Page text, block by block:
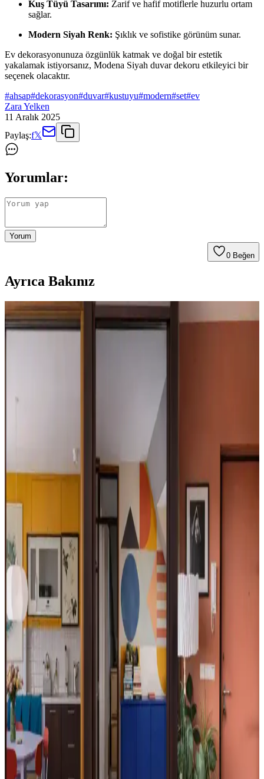
Kuş Tüyü Tasarımı: Zarif ve hafif motiflerle huzurlu ortam
sağlar.
Modern Siyah Renk: Şıklık ve sofistike görünüm sunar.
Ev dekorasyonunuza özgünlük katmak ve doğal bir estetik
yakalamak istiyorsanız, Modena Siyah duvar dekoru etkileyici bir
seçenek olacaktır.
#ahsap#dekorasyon#duvar#kustuyu#modern#set#ev
Zara Yelken
11 Aralık 2025
Paylaş:f𝕏
Yorumlar:
Yorum
0 Beğen
Ayrıca Bakınız
Ev Dekorasyonunda Mat ve Parlak Seramik
Karoların Tercih Edilme Nedenleri ve Avantajları
Zeytin Yeşili ve Mavi-Yeşil Tonlarının Ahşap Zemin
ve Beyaz Duvarlarla Uyumu ve Etkileri
Zeytin yeşili ve mavi-yeşil tonları, ahşap zemin ve beyaz duvarlarla
birleşerek mekâna sıcaklık, doğallık ve farklı atmosferler kazandırır.
Renk seçimi kullanım amacına göre değişir.
Buff Monster'ın Diecut Ahşap Baskıları ve Sokak
Sanatı Eserlerinin Koleksiyon Değeri
Buff Monster'ın diecut ahşap baskıları ve akrilik tuval eserleri,
özgün tasarımları ve sınırlı sayıda olmaları nedeniyle
koleksiyoncular tarafından yakından takip ediliyor. Orijinallik ve
malzeme detayları alımda önemli rol oynuyor.
Mobilya Rengi Seçiminde Zeminle Uyumun Önemi
ve Mekân Estetiği Üzerindeki Etkileri
Mobilya renginin zeminle uyumu, mekânın estetik bütünlüğünü
belirler. Koyu kahverengi ve doğal ahşap tonları uyum sağlarken, gri
ve beyaz renkler dikkatli kullanılmalıdır. Tam takım mobilyadan
kaçınılmalı, alan halısı uyumu destekler.
Mutfak Barında Vinil Kağıt Seçimi ve Renk
Tasarımında Denge Sağlama Yöntemleri
Mutfak barında vinil kağıt seçimi sonrası renk ve desen uyumu,
mekanın genel atmosferini etkiler. Açık renkler ve sade desenler,
koyu zeminlerle dengeli bir görünüm sağlar ve görsel konforu artırır.
Bitmemiş Ahşap Sandalyelerde Doğru Renk Seçimi
ve Yüzey Koruma Yöntemleri